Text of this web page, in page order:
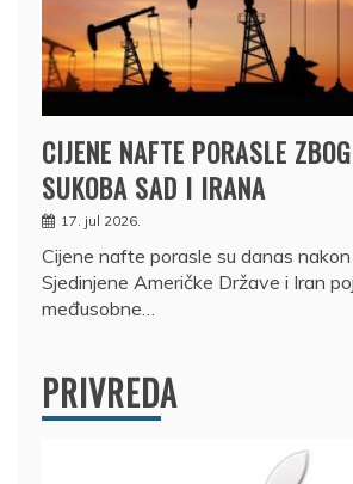
CIJENE NAFTE PORASLE
SUKOBA SAD I IRANA
17. jul 2026.
Cijene nafte porasle su danas
Sjedinjene Američke Države i Iran
međusobne…
PRIVREDA